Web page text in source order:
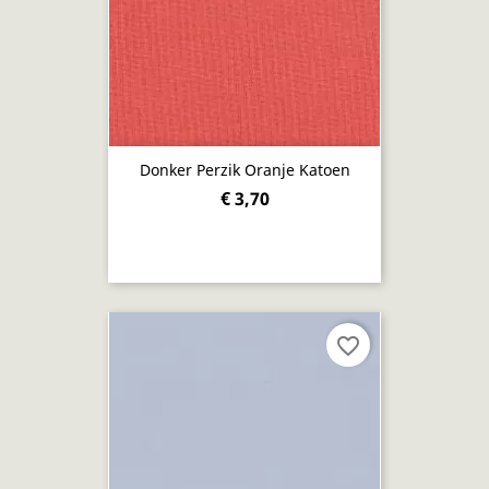
Donker Perzik Oranje Katoen
€ 3,70
favorite_border